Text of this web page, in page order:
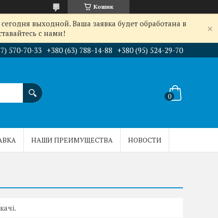
Кошик
выходной. Ваша заявка будет обработана в
с нами!
570-70-33 +380 (63) 788-14-88 +380 (95) 524-29-70
НАШИ ПРЕИМУЩЕСТВА НОВОСТИ